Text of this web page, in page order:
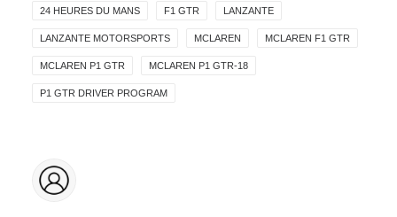
24 HEURES DU MANS F1 GTR LANZANTE
LANZANTE MOTORSPORTS MCLAREN MCLAREN F1 GTR
MCLAREN P1 GTR MCLAREN P1 GTR-18
P1 GTR DRIVER PROGRAM